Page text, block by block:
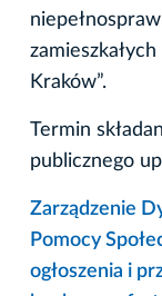
Kraków”.
Termin
publicznego
Zarządzenie
Pomocy
ogłoszenia i